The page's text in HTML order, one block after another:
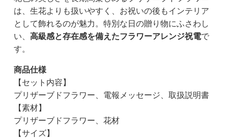
は、生花よりも扱いやすく、お祝いの後もインテリア
として飾れるのが魅力。特別な日の贈り物にふさわし
い、 高級感と存在感を備えたフラワーアレンジ祝電で
す。
商品仕様
【セット内容】
プリザーブドフラワー、電報メッセージ、取扱説明書
【素材】
プリザーブドフラワー、花材
【サイズ】